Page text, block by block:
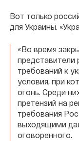
Вот только
для Украины.
«Во время
представители
требований к
условия, при
огонь. Среди
претензий на
требования
выходящими
оговоренного.